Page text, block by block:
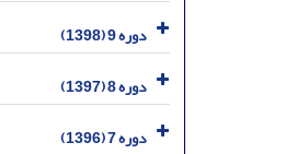
دوره 9 (1398)
دوره 8 (1397)
دوره 7 (1396)